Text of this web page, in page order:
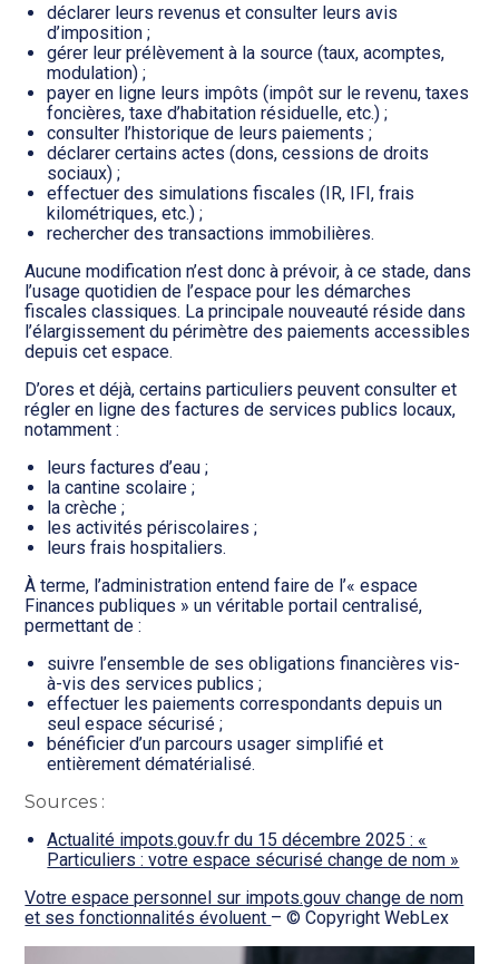
déclarer leurs revenus et consulter leurs avis
d’imposition ;
gérer leur prélèvement à la source (taux, acomptes,
modulation) ;
payer en ligne leurs impôts (impôt sur le revenu, taxes
foncières, taxe d’habitation résiduelle, etc.) ;
consulter l’historique de leurs paiements ;
déclarer certains actes (dons, cessions de droits
sociaux) ;
effectuer des simulations fiscales (IR, IFI, frais
kilométriques, etc.) ;
rechercher des transactions immobilières.
Aucune modification n’est donc à prévoir, à ce stade, dans
l’usage quotidien de l’espace pour les démarches
fiscales classiques. La principale nouveauté réside dans
l’élargissement du périmètre des paiements accessibles
depuis cet espace.
D’ores et déjà, certains particuliers peuvent consulter et
régler en ligne des factures de services publics locaux,
notamment :
leurs factures d’eau ;
la cantine scolaire ;
la crèche ;
les activités périscolaires ;
leurs frais hospitaliers.
À terme, l’administration entend faire de l’« espace
Finances publiques » un véritable portail centralisé,
permettant de :
suivre l’ensemble de ses obligations financières vis-
à-vis des services publics ;
effectuer les paiements correspondants depuis un
seul espace sécurisé ;
bénéficier d’un parcours usager simplifié et
entièrement dématérialisé.
Sources :
Actualité impots.gouv.fr du 15 décembre 2025 : «
Particuliers : votre espace sécurisé change de nom »
Votre espace personnel sur impots.gouv change de nom
et ses fonctionnalités évoluent – © Copyright WebLex